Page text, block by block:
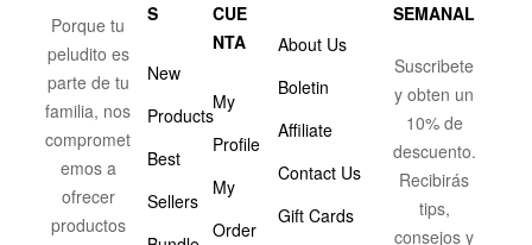
Porque tu
peludito es
parte de tu
familia, nos
compromet
emos a
ofrecer
productos
S
New
Products
Best
Sellers
CUE
NTA
My
Profile
My
Order
About Us
Boletin
Affiliate
Contact Us
Gift Cards
SEMANAL
Suscribete
y obten un
10% de
descuento.
Recibirás
tips,
consejos y